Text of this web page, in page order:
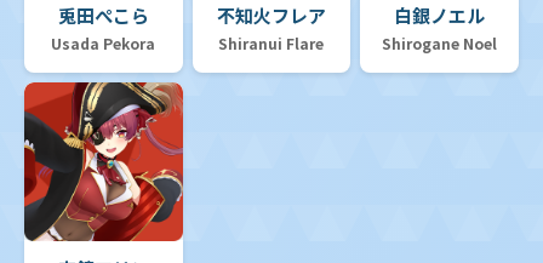
兎田ぺこら
Usada Pekora
不知火フレア
Shiranui Flare
白銀ノエル
Shirogane Noel